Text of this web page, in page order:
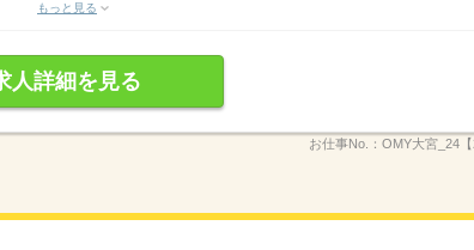
もっと見る
人詳細を見る
お仕事No.： OMY大宮_24【